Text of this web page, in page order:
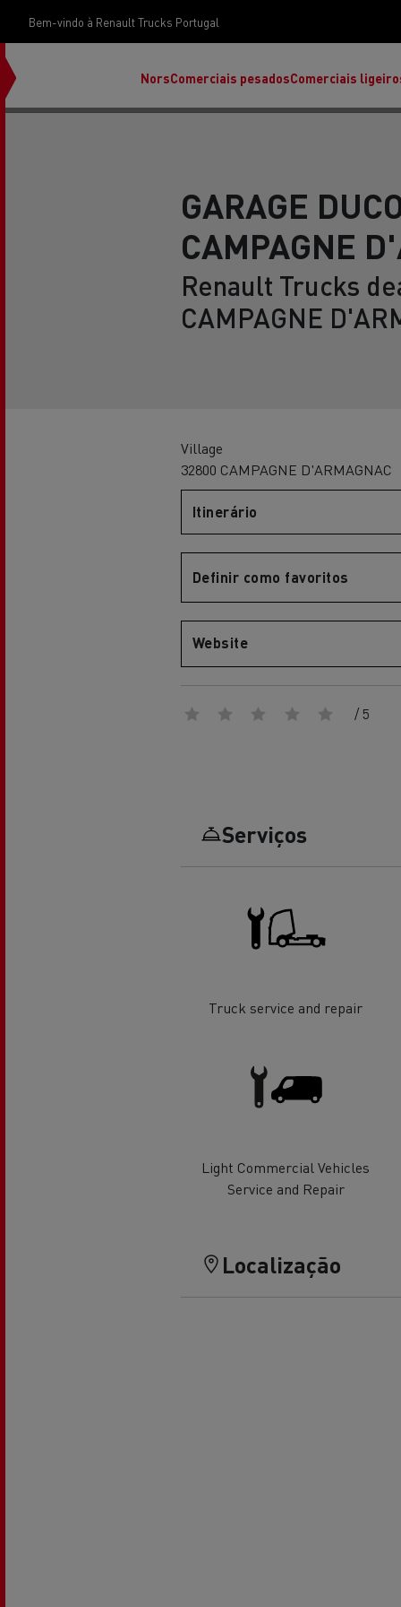
Bem-vindo à Renault Trucks Portugal
NorsComerciais pesadosComerciais
Renault Trucks Trafic Red EDITION
Garantias do fabricante Renault
eléctrica
Vantagens da mobilidade
elétrica para camiões
A nossa visão
LAS EMISIONES DE CO2
GARAGE
CAMPAGNE
Renault Trucks
CAMPAGNE
Village
32800 CAMPAGNE D'ARMAGNAC
Itinerário
Definir como favoritos
Website
/ 5
Serviços
Truck service and repair
Light Commercial Vehicles
Service and Repair
Localização